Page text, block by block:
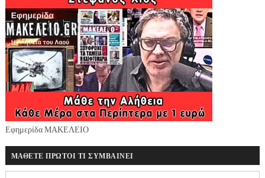
Εφημερίδα ΜΑΚΕΛΕΙΟ
ΜΑΘΕΤΕ ΠΡΩΤΟΙ ΤΙ ΣΥΜΒΑΙΝΕΙ